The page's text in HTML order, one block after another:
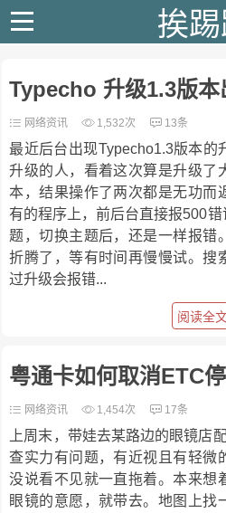
挨
Typecho 升级1.3版本
网络资讯 1,532次 13条
最近后台出现Typecho1.3版本的
升级的人，看着这次算是升级了
本，结果操作了两次都是无功而
有的程序上，前后台直接报500
题，切换主题后，还是一样报错
折腾了，等有时间再慢慢试。搜
过升级会报错...
阅读全
粤通卡如何取消ETC
网络资讯 1,454次 17条
上周末，带娃去某路边的眼镜店
查实力有问题，有近视且有轻微
没说看不见就一直拖着。本来想
眼镜的意愿，就带去。地图上找